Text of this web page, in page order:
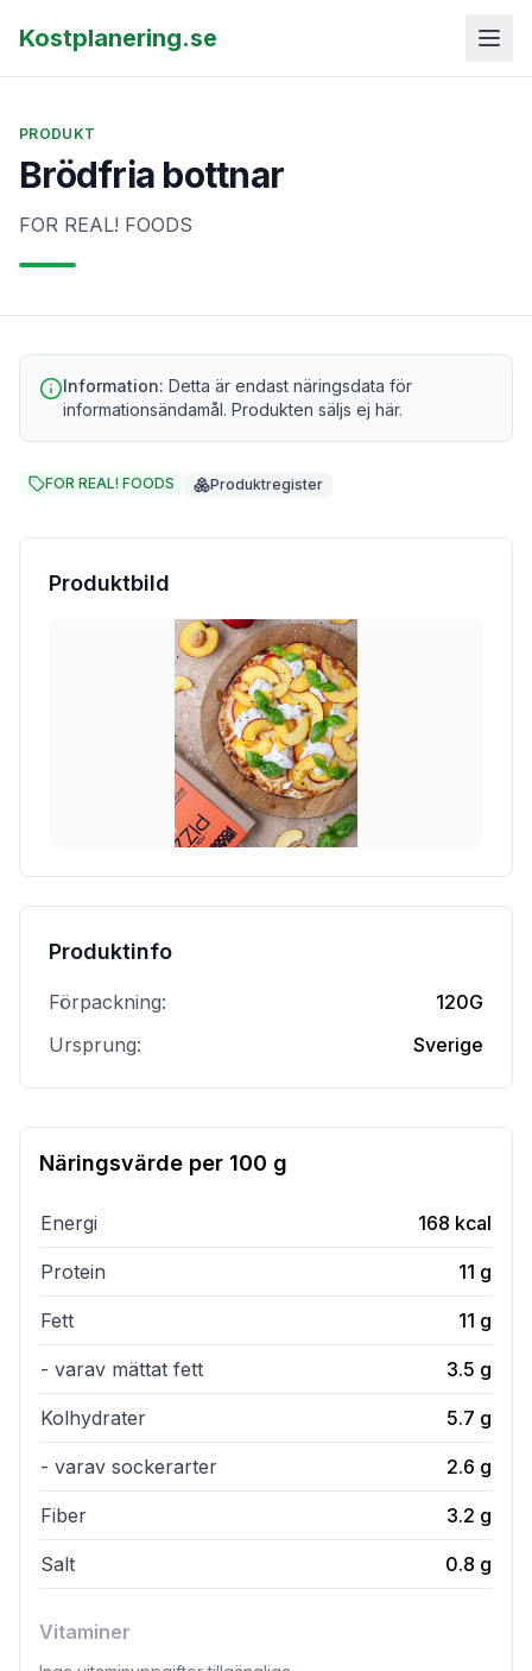
Kostplanering.se
PRODUKT
Brödfria bottnar
FOR REAL! FOODS
Information: Detta är endast näringsdata för
informationsändamål. Produkten säljs ej här.
FOR REAL! FOODS Produktregister
Produktbild
Produktinfo
Förpackning:
120G
Ursprung:
Sverige
Näringsvärde per 100 g
Energi 168 kcal
Protein 11 g
Fett 11 g
- varav mättat fett 3.5 g
Kolhydrater 5.7 g
- varav sockerarter 2.6 g
Fiber 3.2 g
Salt 0.8 g
Vitaminer